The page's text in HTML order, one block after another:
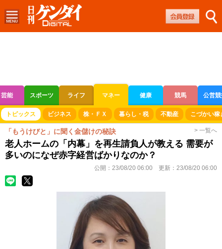
芸能 スポーツ ライフ マネー 健康 競馬 公営
ボートレース 競輪 オートレース
トピックス ビジネス 株・ＦＸ 暮らし・税 不動産 こづかい稼
「もうけびと」に聞く金儲けの秘訣 > 一覧へ
老人ホームの「内幕」を再生請負人が教える 需要が
多いのになぜ赤字経営ばかりなのか？
公開： 23/08/20 06:00 更新： 23/08/20 06:00